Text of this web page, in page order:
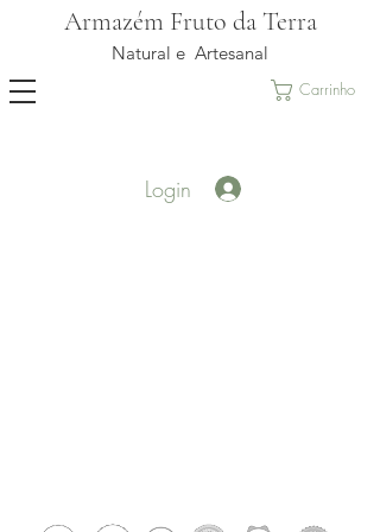
Armazém Fruto da Terra
Natural e Artesanal
Carrinho
Login